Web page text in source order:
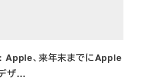
、来年末までにApple
ザ…